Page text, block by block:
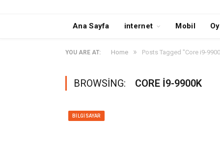
Ana Sayfa internet Mobil
YOU ARE AT: Home » Posts Tagged "Core i9-
BROWSING: CORE I9-9900K
BILGISAYAR